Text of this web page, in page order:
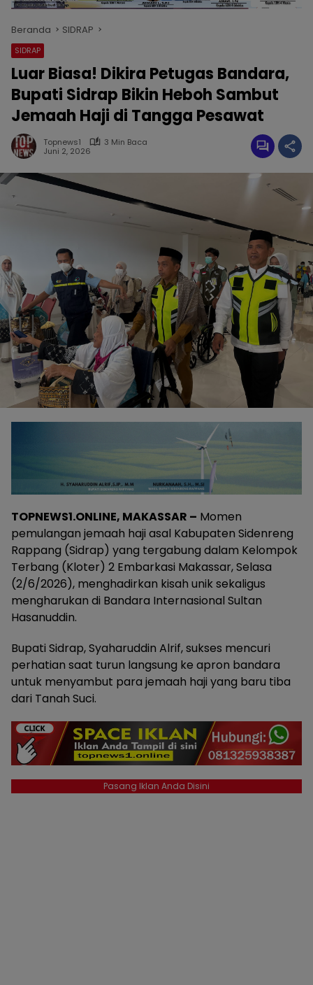
Beranda SIDRAP
SIDRAP
Luar Biasa! Dikira Petugas Bandara,
Bupati Sidrap Bikin Heboh Sambut
Jemaah Haji di Tangga Pesawat
Topnews1
3 Min Baca
Juni 2, 2026
TOPNEWS1.ONLINE, MAKASSAR – Momen
pemulangan jemaah haji asal Kabupaten Sidenreng
Rappang (Sidrap) yang tergabung dalam Kelompok
Terbang (Kloter) 2 Embarkasi Makassar, Selasa
(2/6/2026), menghadirkan kisah unik sekaligus
mengharukan di Bandara Internasional Sultan
Hasanuddin.
Bupati Sidrap, Syaharuddin Alrif, sukses mencuri
perhatian saat turun langsung ke apron bandara
untuk menyambut para jemaah haji yang baru tiba
dari Tanah Suci.
Pasang Iklan Anda Disini